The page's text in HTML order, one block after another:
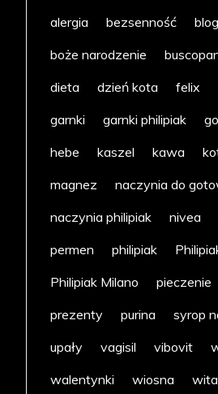
alergia
bezsenność
boże narodzenie
dieta
dzień kota felix
garnki
garnki philipiak
hebe
kaszel kawa
magnez
naczynia do
naczynia philipiak
nivea
permen
philipiak
Philipiak Milano
pieczenie
prezenty
purina
syrop
upały
vagisil vibovit
walentynki
wiosna